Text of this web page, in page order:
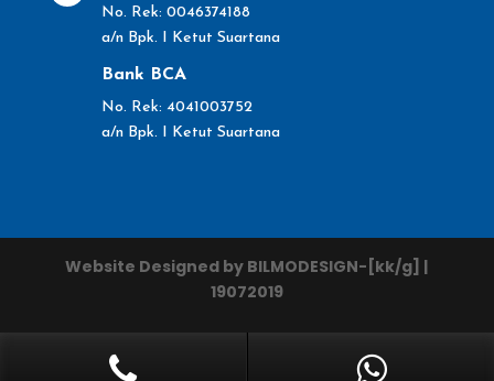
No. Rek: 0046374188
a/n Bpk. I Ketut Suartana
Bank BCA
No. Rek: 4041003752
a/n Bpk. I Ketut Suartana
Website Designed by BILMODESIGN-[kk/g] |
19072019